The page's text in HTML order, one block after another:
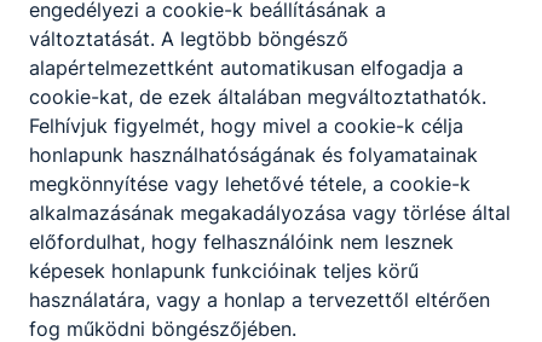
ágazati
alapokt
atásba
n a
tanulók
fix
összeg
ű
ösztön
díjra
jogosul
engedélyezi a cookie-k beállításának a
változtatását. A legtöbb böngésző
alapértelmezettként automatikusan elfogadja a
cookie-kat, de ezek általában megváltoztathatók.
Felhívjuk figyelmét, hogy mivel a cookie-k célja
honlapunk használhatóságának és folyamatainak
megkönnyítése vagy lehetővé tétele, a cookie-k
alkalmazásának megakadályozása vagy törlése által
előfordulhat, hogy felhasználóink nem lesznek
képesek honlapunk funkcióinak teljes körű
használatára, vagy a honlap a tervezettől eltérően
fog működni böngészőjében.